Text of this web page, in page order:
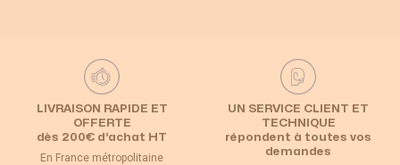
LIVRAISON RAPIDE ET
OFFERTE
dès 200€ d’achat HT
En France métropolitaine
UN SERVICE CLIENT ET
TECHNIQUE
répondent à toutes vos
demandes